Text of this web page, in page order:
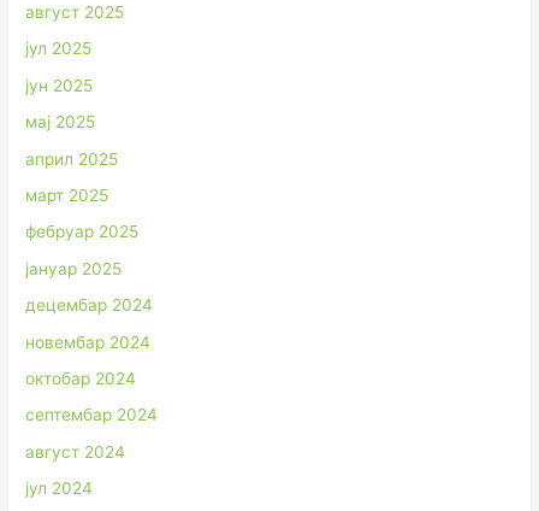
август 2025
јул 2025
јун 2025
мај 2025
април 2025
март 2025
фебруар 2025
јануар 2025
децембар 2024
новембар 2024
октобар 2024
септембар 2024
август 2024
јул 2024